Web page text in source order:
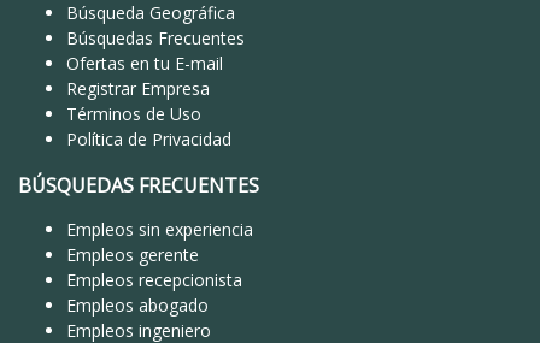
Búsqueda Geográfica
Búsquedas Frecuentes
Ofertas en tu E-mail
Registrar Empresa
Términos de Uso
Política de Privacidad
BÚSQUEDAS FRECUENTES
Empleos sin experiencia
Empleos gerente
Empleos recepcionista
Empleos abogado
Empleos ingeniero